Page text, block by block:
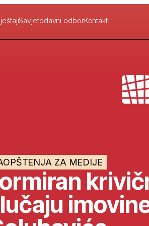
Savjetodavni odborKontakt
ZA MEDIJE